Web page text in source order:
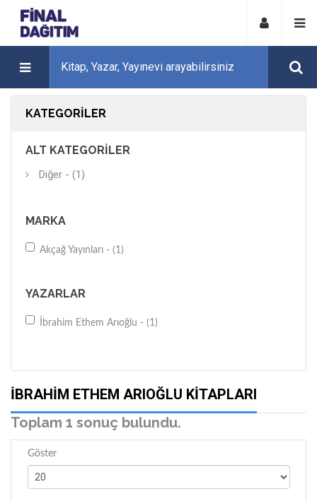
KATEGORILER
ALT KATEGORILER
Diğer - (1)
MARKA
Akçağ Yayınları - (1)
YAZARLAR
İbrahim Ethem Arıoğlu - (1)
İBRAHIM ETHEM ARIOĞLU KITAPLARI
Toplam 1 sonuç bulundu.
Göster